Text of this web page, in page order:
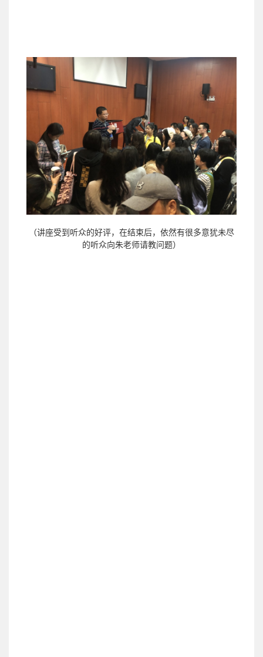
（讲座受到听众的好评，在结束后，依然有很多意犹未尽
的听众向朱老师请教问题）